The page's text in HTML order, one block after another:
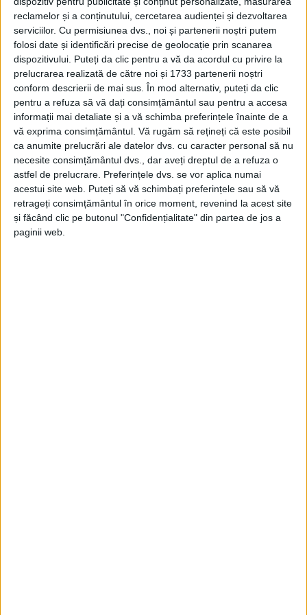
reclamelor și a conținutului, cercetarea audienței și dezvoltarea
serviciilor. Cu permisiunea dvs., noi și partenerii noștri putem
folosi date și identificări precise de geolocație prin scanarea
dispozitivului. Puteți da clic pentru a vă da acordul cu privire la
prelucrarea realizată de către noi și 1733 partenerii noștri
conform descrierii de mai sus. În mod alternativ, puteți da clic
pentru a refuza să vă dați consimțământul sau pentru a accesa
informații mai detaliate și a vă schimba preferințele înainte de a
vă exprima consimțământul. Vă rugăm să rețineți că este posibil
ca anumite prelucrări ale datelor dvs. cu caracter personal să nu
necesite consimțământul dvs., dar aveți dreptul de a refuza o
astfel de prelucrare. Preferințele dvs. se vor aplica numai
acestui site web. Puteți să vă schimbați preferințele sau să vă
retrageți consimțământul în orice moment, revenind la acest site
și făcând clic pe butonul "Confidențialitate" din partea de jos a
paginii web.
Moara, unde a fost accidentul în curbă (n.r. –
accidentul din februarie 2022 soldat cu doi morți,
bunic și nepoată, după ce au căzut cu mașina într-o
groapă săpată pe șantierul drumului județean). Se
mai lucrează și în zona Luncușoara, din Udești”.
Gheorghe Flutur a subliniat: „Ce mă bucură este
faptul că <Autotehnorom> a dat lucrări și altor firme
în subantrepriză, pentru a ataca mai multe fronturi.
Mai bine de un an s-a pierdut timpul cu plecarea de
pe șantier. Însă, astăzi, mulțumesc firmei care a
cîștigat licitația și care are o mobilizare foarte bună
în teren”. Pentru tronsonul Dolhasca-Suceava,